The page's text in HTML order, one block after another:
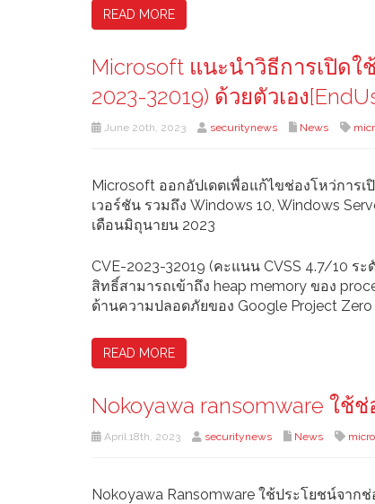
READ MORE
Microsoft แนะนำวิธีการเปิดใ
2023-32019) ด้วยตัวเอง
June 20th, 2023 securitynews News
Microsoft ออกอัปเดตเพื่อแก้ไขช่องโหว่การ
เวอร์ชัน รวมถึง Windows 10, Windows
เดือนมิถุนายน 2023
CVE-2023-32019 (คะแนน CVSS 4.7/10 ร
สิทธิ์สามารถเข้าถึง heap memory ของ
ด้านความปลอดภัยของ Google Project Zero
READ MORE
Nokoyawa ransomware ใช้
April 18th, 2023 securitynews News
Nokoyawa Ransomware ใช้ประโยชน์จาก